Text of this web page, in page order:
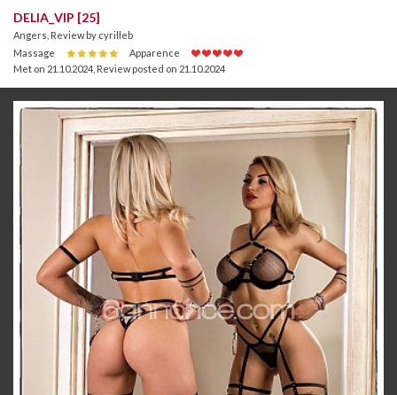
DELIA_VIP [25]
Angers, Review by cyrilleb
Massage
Apparence
Met on 21.10.2024 Review posted on 21.10.2024